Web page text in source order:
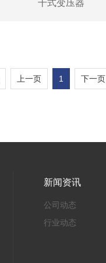
干式变压器
上一页 1 下一页
新闻资讯
公司动态
行业动态